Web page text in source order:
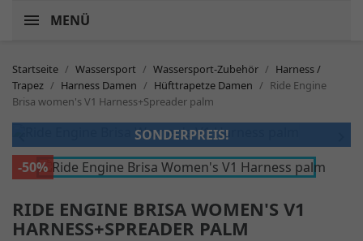
MENÜ
Startseite Wassersport Wassersport-Zubehör
Harness /
Trapez
Harness Damen Hüfttrapetze Damen
Ride Engine
Brisa women's V1 Harness+Spreader palm
SONDERPREIS!
-50%
RIDE ENGINE BRISA WOMEN'S V1
HARNESS+SPREADER PALM